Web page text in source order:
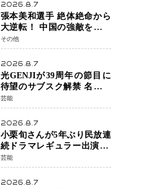
2026.8.7
張本美和選手 絶体絶命から
大逆転！ 中国の強敵を撃破
しWTT横浜でベスト8進出
その他
2026.8.7
光GENJIが39周年の節目に
待望のサブスク解禁 名曲の
数々がデジタル配信へ 40周
年へ向け1年間で全作品を順
次公開
芸能
2026.8.7
小栗旬さんが5年ぶり民放連
続ドラマレギュラー出演 横
浜流星さんと初共演
『LOST10』で異色バディ結
成
芸能
2026.8.7